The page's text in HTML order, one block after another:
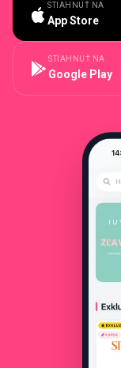
STIAHNUŤ NA
App Store
STIAHNUŤ NA
Google Play